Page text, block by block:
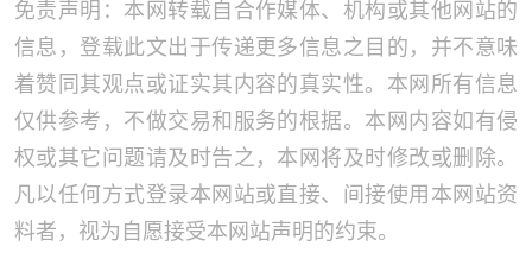
免责声明：本网转载自合作媒体、机构或其他网站的
信息，登载此文出于传递更多信息之目的，并不意味
着赞同其观点或证实其内容的真实性。本网所有信息
仅供参考，不做交易和服务的根据。本网内容如有侵
权或其它问题请及时告之，本网将及时修改或删除。
凡以任何方式登录本网站或直接、间接使用本网站资
料者，视为自愿接受本网站声明的约束。